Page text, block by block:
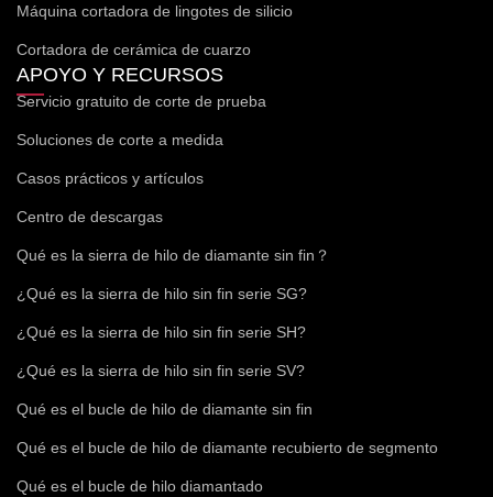
Máquina cortadora de lingotes de silicio
Cortadora de cerámica de cuarzo
APOYO Y RECURSOS
Servicio gratuito de corte de prueba
Soluciones de corte a medida
Casos prácticos y artículos
Centro de descargas
Qué es la sierra de hilo de diamante sin fin？
¿Qué es la sierra de hilo sin fin serie SG?
¿Qué es la sierra de hilo sin fin serie SH?
¿Qué es la sierra de hilo sin fin serie SV?
Qué es el bucle de hilo de diamante sin fin
Qué es el bucle de hilo de diamante recubierto de segmento
Qué es el bucle de hilo diamantado